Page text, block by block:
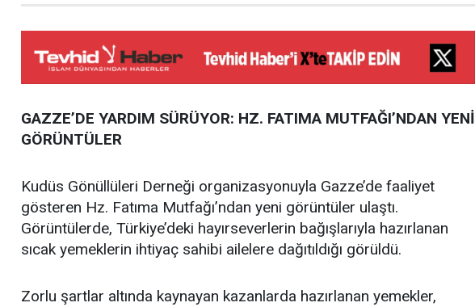
GAZZE’DE YARDIM SÜRÜYOR: HZ. FATIMA MUTFAĞI’NDAN YENİ
GÖRÜNTÜLER
Kudüs Gönüllüleri Derneği organizasyonuyla Gazze’de faaliyet
gösteren Hz. Fatıma Mutfağı’ndan yeni görüntüler ulaştı.
Görüntülerde, Türkiye’deki hayırseverlerin bağışlarıyla hazırlanan
sıcak yemeklerin ihtiyaç sahibi ailelere dağıtıldığı görüldü.
Zorlu şartlar altında kaynayan kazanlarda hazırlanan yemekler,